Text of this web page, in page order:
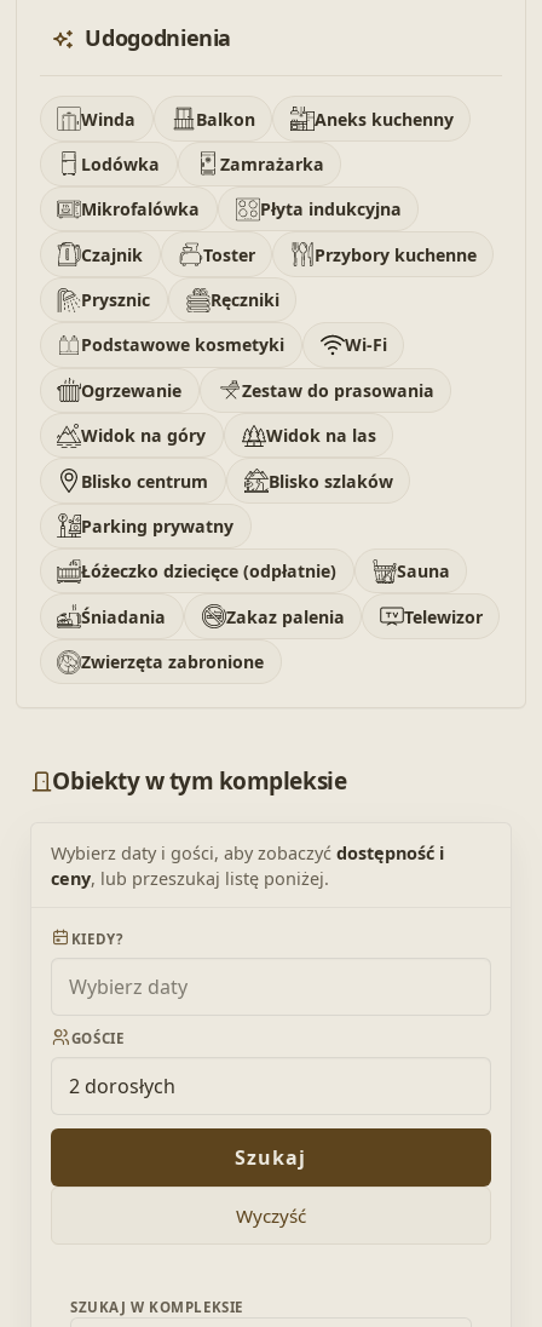
Udogodnienia
Winda Balkon
Aneks kuchenny
Lodówka
Zamrażarka
Mikrofalówka
Płyta indukcyjna
Czajnik
Toster
Przybory kuchenne
Prysznic
Ręczniki
Podstawowe kosmetyki
Wi-Fi
Ogrzewanie
Zestaw do prasowania
Widok na góry
Widok na las
Blisko centrum
Blisko szlaków
Parking prywatny
Łóżeczko dziecięce (odpłatnie)
Sauna
Śniadania
Zakaz palenia
Telewizor
Zwierzęta zabronione
Obiekty w tym kompleksie
Wybierz daty i gości, aby zobaczyć dostępność i
ceny, lub przeszukaj listę poniżej.
KIEDY?
GOŚCIE
2 dorosłych
Szukaj
Wyczyść
SZUKAJ W KOMPLEKSIE